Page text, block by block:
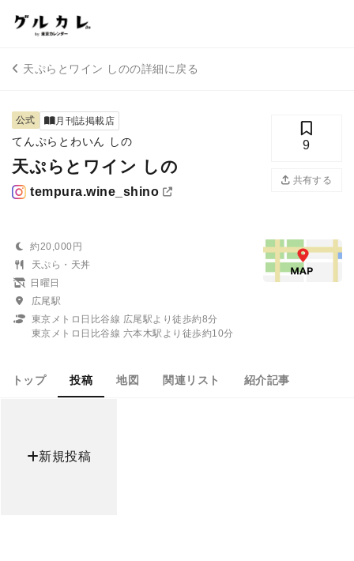
天ぷらとワイン しのの詳細に戻る
公式 月刊誌掲載店
てんぷらとわいん しの
天ぷらとワイン しの
tempura.wine_shino
9
共有する
約20,000円
天ぷら・天丼
日曜日
広尾駅
東京メトロ日比谷線 広尾駅より徒歩約8分
東京メトロ日比谷線 六本木駅より徒歩約10分
トップ 投稿 地図 関連リスト 紹介記事
新規投稿